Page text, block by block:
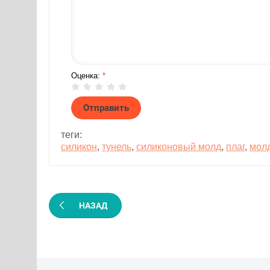
Оценка: *
теги:
силикон, тунель, силиконовый молд, плаг,
НАЗАД